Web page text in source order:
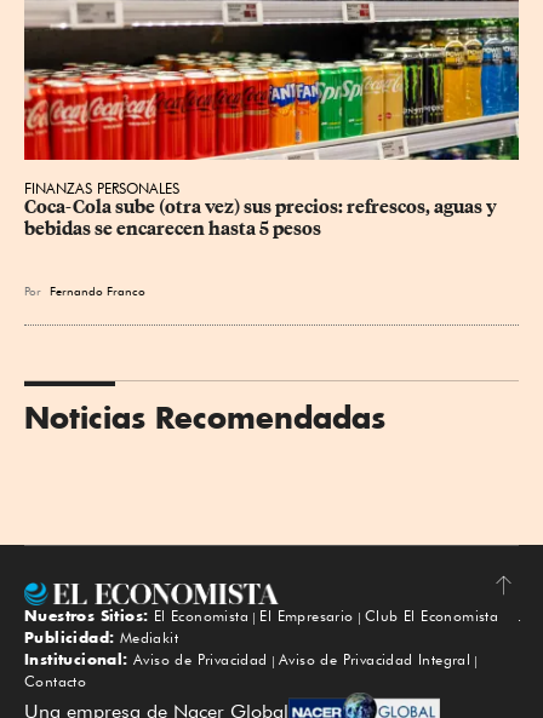
FINANZAS PERSONALES
Coca-Cola sube (otra vez) sus precios: refrescos, aguas y
bebidas se encarecen hasta 5 pesos
Por Fernando Franco
Noticias Recomendadas
Subir
Nuestros Sitios: El Economista El Empresario
Club El Economista
Publicidad: Mediakit
Institucional: Aviso de Privacidad
Aviso de Privacidad Integral
Contacto
Una empresa de Nacer Global